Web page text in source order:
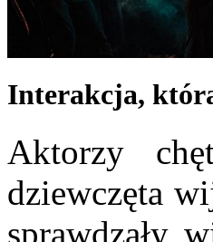
Interakcja,
Aktorzy
dziewczęta
sprawdzały